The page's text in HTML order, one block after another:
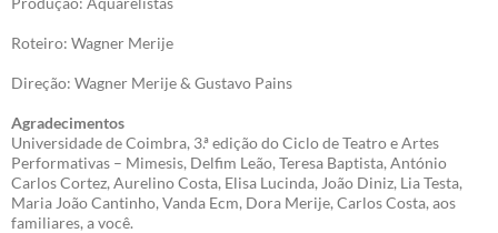
Roteiro: Wagner Merije
Direção: Wagner Merije & Gustavo Pains
Agradecimentos
Universidade de Coimbra, 3.ª edição do Ciclo de Teatro e Artes
Performativas – Mimesis, Delfim Leão, Teresa Baptista, António
Carlos Cortez, Aurelino Costa, Elisa Lucinda, João Diniz, Lia Testa,
Maria João Cantinho, Vanda Ecm, Dora Merije, Carlos Costa, aos
familiares, a você.